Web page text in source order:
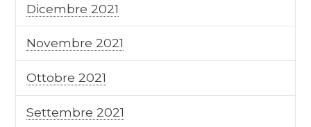
Dicembre 2021
Novembre 2021
Ottobre 2021
Settembre 2021